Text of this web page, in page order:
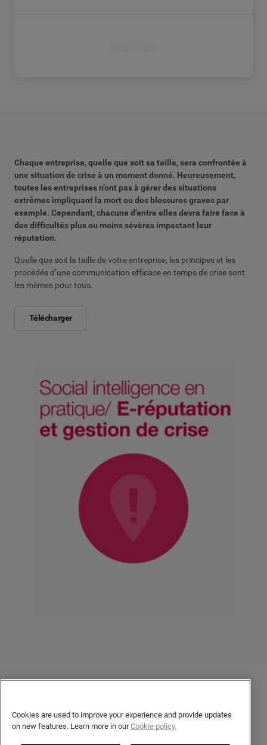
Chaque entreprise, quelle que soit sa taille, sera confrontée à
une situation de crise à un moment donné. Heureusement,
toutes les entreprises n’ont pas à gérer des situations
extrêmes impliquant la mort ou des blessures graves par
exemple. Cependant, chacune d’entre elles devra faire face à
des difficultés plus ou moins sévères impactant leur
réputation.
Quelle que soit la taille de votre entreprise, les principes et les
procédés d’une communication efficace en temps de crise sont
les mêmes pour tous.
Télécharger
Politique de confidentialité
Confidentialité de l’auteur
Cookies are used to improve your experience and provide updates
on new features. Learn more in ourCookie policy.